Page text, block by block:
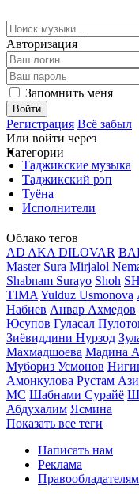
Авторизация
Запомнить меня
Войти
Регистрация Всё забыл
Или войти через
Категории
Таджикские музыка
Таджикский рэп
Туёна
Исполнители
Облако тегов
AD AKA DILOVAR
Master Sura Mirjalol
Shabnam Surayo Shoh
TIMA Yulduz Usmonova
Набиев Анвар Ахмедов
Юсупов Гуласал
Зиёвиддини Нурзод
Махмадшоева Мадина
Мубориз Усмонов
Амонкулова Рустам
МС Шабнами Сурайё
Абдухалим Ясмина
Показать все теги
Написать нам
Реклама
Правообладателям